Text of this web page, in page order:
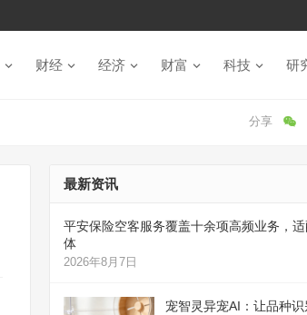
财经 经济 财富 科技 研
最新资讯
平安保险空客服务覆盖十余项高频业务，
体
2026年8月7日
宠智灵异宠AI：让品种